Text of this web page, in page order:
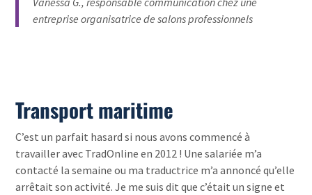
entreprise organisatrice de salons professionnels
Transport maritime
C’est un parfait hasard si nous avons commencé à
travailler avec TradOnline en 2012 ! Une salariée m’a
contacté la semaine ou ma traductrice m’a annoncé qu’elle
arrêtait son activité. Je me suis dit que c’était un signe et